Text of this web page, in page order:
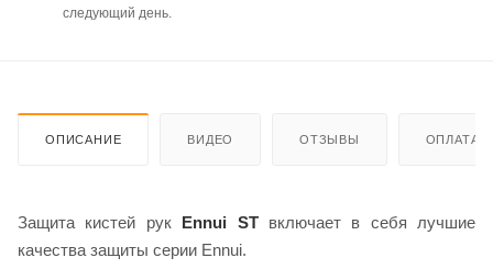
следующий день.
ОПИСАНИЕ ВИДЕО ОТЗЫВЫ ОПЛАТА
Защита кистей рук Ennui STвключает в себя лучшие
качества защиты серии Ennui.